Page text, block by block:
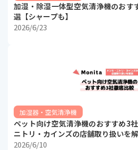
加湿・除湿一体型空気清浄機のおす
選【シャープも】
2026/6/23
加湿器・空気清浄機
ペット向け空気清浄機のおすすめ3
ニトリ・カインズの店舗取り扱いを
2026/6/10